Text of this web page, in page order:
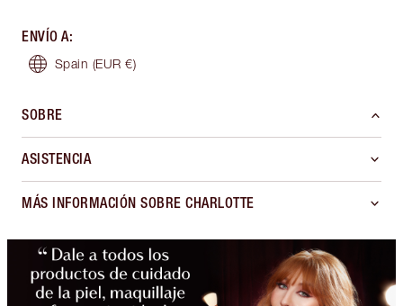
ENVÍO A:
Spain (EUR €)
SOBRE
ASISTENCIA
MÁS INFORMACIÓN SOBRE CHARLOTTE